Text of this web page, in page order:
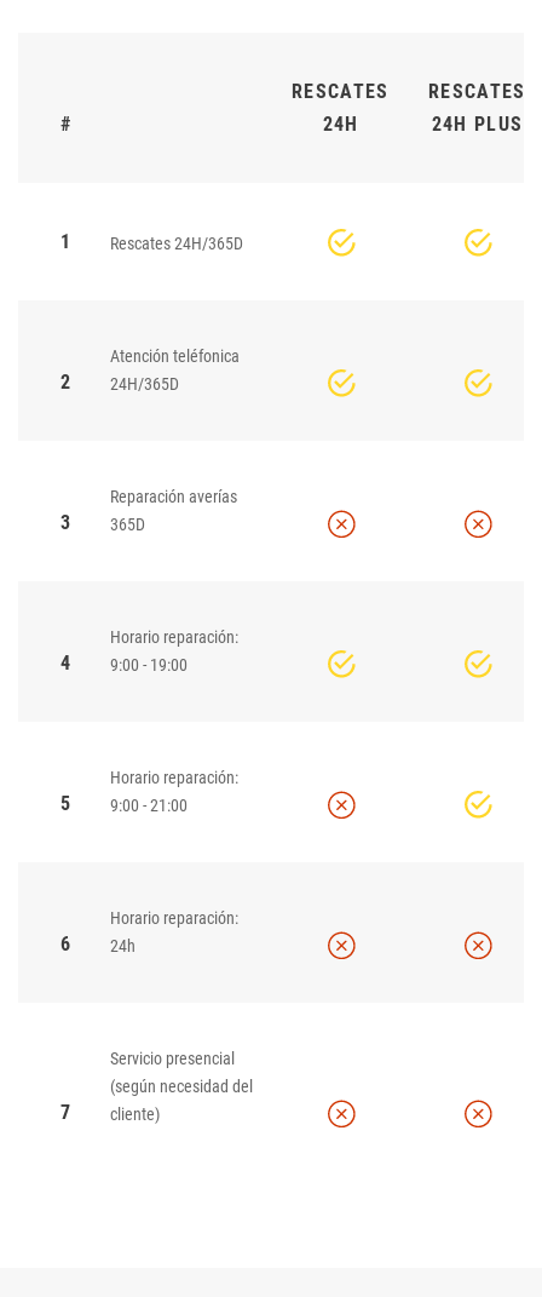
#
RESCATES
24H
RESCATES
24H PLUS
1 Rescates 24H/365D
2
Atención teléfonica
24H/365D
3
Reparación averías
365D
4
Horario reparación:
9:00 - 19:00
5
Horario reparación:
9:00 - 21:00
6
Horario reparación:
24h
7
Servicio presencial
(según necesidad del
cliente)